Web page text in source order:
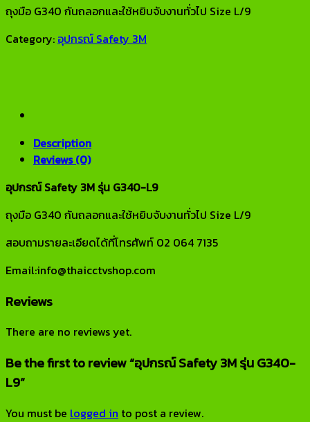
ถุงมือ G340 กันถลอกและใช้หยิบจับงานทั่วไป Size L/9
Category: อุปกรณ์ Safety 3M
Description
Reviews (0)
อุปกรณ์ Safety 3M รุ่น G340-L9
ถุงมือ G340 กันถลอกและใช้หยิบจับงานทั่วไป Size L/9
สอบถามรายละเอียดได้ที่โทรศัพท์ 02 064 7135
Email:info@thaicctvshop.com
Reviews
There are no reviews yet.
Be the first to review “อุปกรณ์ Safety 3M รุ่น G340-
L9”
You must be logged in to post a review.